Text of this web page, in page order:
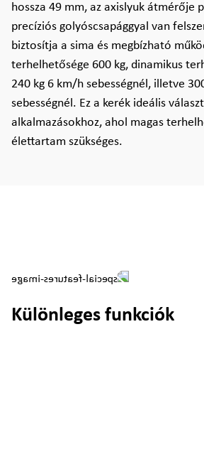
hossza 49 mm, az axislyuk átmérője
precíziós golyóscsapággyal van
biztosítja a sima és megbízható
terhelhetősége 600 kg, dinamikus
240 kg 6 km/h sebességnél, illetve
sebességnél. Ez a kerék ideális
alkalmazásokhoz, ahol magas
élettartam szükséges.
Különleges funkciók